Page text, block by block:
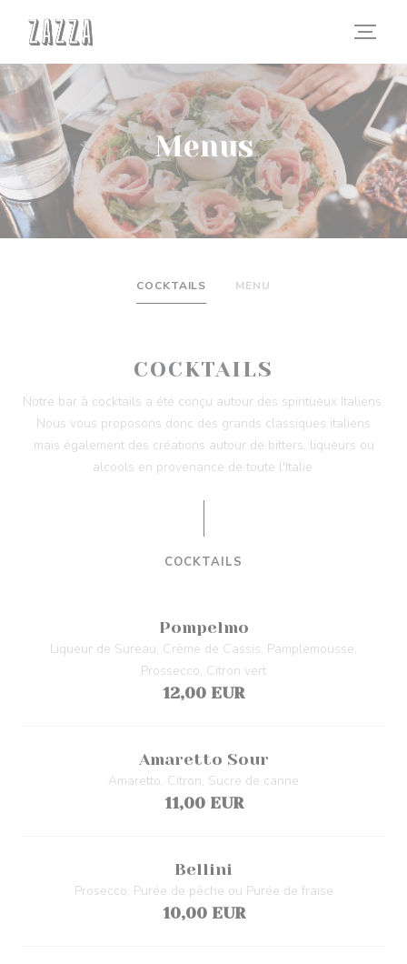
Menus
COCKTAILS MENU
COCKTAILS
Notre bar à cocktails a été conçu autour des spiritueux Italiens.
Nous vous proposons donc des grands classiques italiens
mais également des créations autour de bitters, liqueurs ou
alcools en provenance de toute l'Italie.
COCKTAILS
Pompelmo
Liqueur de Sureau, Crème de Cassis, Pamplemousse,
Prossecco, Citron vert
12,00 EUR
Amaretto Sour
Amaretto, Citron, Sucre de canne
11,00 EUR
Bellini
Prosecco, Purée de pêche ou Purée de fraise
10,00 EUR